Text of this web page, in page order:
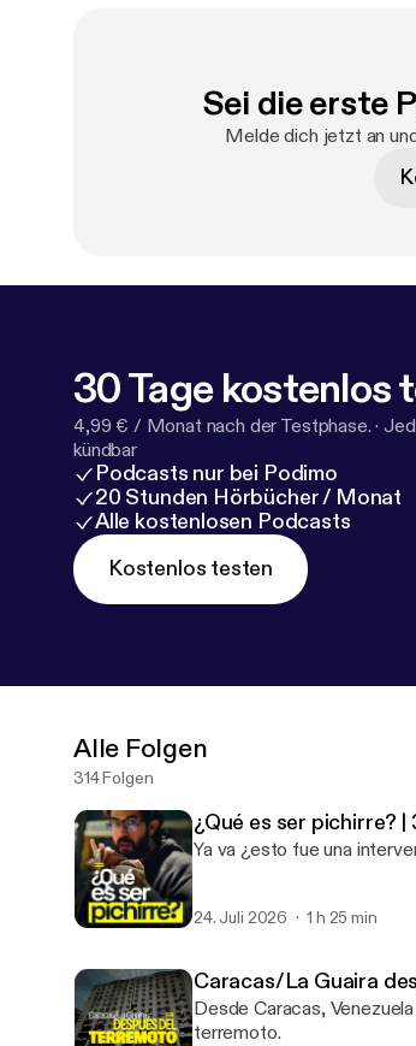
Sei die erste
Melde dich jetzt an
30 Tage kostenlos
4,99 € / Monat nach der Testphase. ·
kündbar
Podcasts nur bei Podimo
20 Stunden Hörbücher / Monat
Alle kostenlosen Podcasts
Kostenlos testen
Alle Folgen
314 Folgen
¿Qué es ser pichirre? |
Ya va ¿esto fue una
24. Juli 2026 1 h 25 min
Caracas/La Guaira
Desde Caracas,
terremoto.